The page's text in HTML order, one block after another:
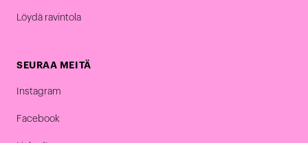
Löydä ravintola
SEURAA MEITÄ
Instagram
Facebook